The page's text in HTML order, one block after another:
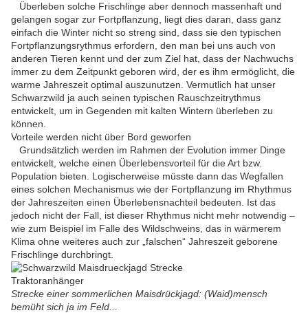
Überleben solche Frischlinge aber dennoch massenhaft und
gelangen sogar zur Fortpflanzung, liegt dies daran, dass ganz
einfach die Winter nicht so streng sind, dass sie den typischen
Fortpflanzungsrythmus erfordern, den man bei uns auch von
anderen Tieren kennt und der zum Ziel hat, dass der Nachwuchs
immer zu dem Zeitpunkt geboren wird, der es ihm ermöglicht, die
warme Jahreszeit optimal auszunutzen. Vermutlich hat unser
Schwarzwild ja auch seinen typischen Rauschzeitrythmus
entwickelt, um in Gegenden mit kalten Wintern überleben zu
können.
Vorteile werden nicht über Bord geworfen
Grundsätzlich werden im Rahmen der Evolution immer Dinge
entwickelt, welche einen Überlebensvorteil für die Art bzw.
Population bieten. Logischerweise müsste dann das Wegfallen
eines solchen Mechanismus wie der Fortpflanzung im Rhythmus
der Jahreszeiten einen Überlebensnachteil bedeuten. Ist das
jedoch nicht der Fall, ist dieser Rhythmus nicht mehr notwendig –
wie zum Beispiel im Falle des Wildschweins, das in wärmerem
Klima ohne weiteres auch zur „falschen“ Jahreszeit geborene
Frischlinge durchbringt.
Strecke einer sommerlichen Maisdrückjagd: (Waid)mensch
bemüht sich ja im Feld...